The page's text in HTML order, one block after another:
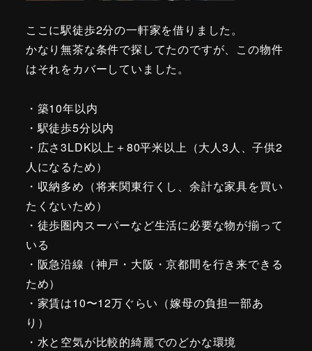
ここに駅徒歩2分の一軒家を借りました。
かなり無茶な条件で探してたのですが、この物件
はそれをカバーしていました。
・築10年以内
・駅徒歩5分以内
・広さ3LDK以上＋80平米以上（大人3人、子供2
人になるため）
・収納多め（将来関東行くし、余計な家具を買い
たくないため）
・徒歩圏内スーパーなど生活に必要な物が揃って
いる
・阪急沿線（神戸・大阪・京都間を行き来できる
ため）
・家賃は10〜12万ぐらい（嫁母の負担一部あ
り）
・水と空気が比較的綺麗でのどかな環境